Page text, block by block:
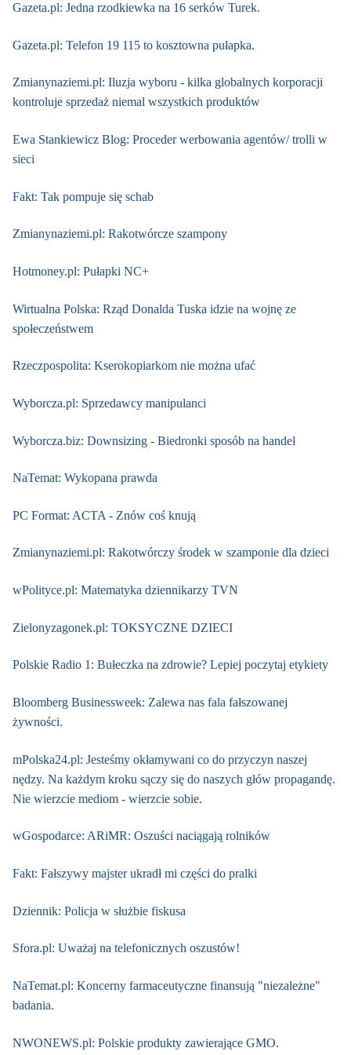
Gazeta.pl: Jedna rzodkiewka na 16 serków Turek.
Gazeta.pl: Telefon 19 115 to kosztowna pułapka.
Zmianynaziemi.pl: Iluzja wyboru - kilka globalnych korporacji
kontroluje sprzedaż niemal wszystkich produktów
Ewa Stankiewicz Blog: Proceder werbowania agentów/ trolli w
sieci
Fakt: Tak pompuje się schab
Zmianynaziemi.pl: Rakotwórcze szampony
Hotmoney.pl: Pułapki NC+
Wirtualna Polska: Rząd Donalda Tuska idzie na wojnę ze
społeczeństwem
Rzeczpospolita: Kserokopiarkom nie można ufać
Wyborcza.pl: Sprzedawcy manipulanci
Wyborcza.biz: Downsizing - Biedronki sposób na handel
NaTemat: Wykopana prawda
PC Format: ACTA - Znów coś knują
Zmianynaziemi.pl: Rakotwórczy środek w szamponie dla dzieci
wPolityce.pl: Matematyka dziennikarzy TVN
Zielonyzagonek.pl: TOKSYCZNE DZIECI
Polskie Radio 1: Bułeczka na zdrowie? Lepiej poczytaj etykiety
Bloomberg Businessweek: Zalewa nas fala fałszowanej
żywności.
mPolska24.pl: Jesteśmy okłamywani co do przyczyn naszej
nędzy. Na każdym kroku sączy się do naszych głów propagandę.
Nie wierzcie mediom - wierzcie sobie.
wGospodarce: ARiMR: Oszuści naciągają rolników
Fakt: Fałszywy majster ukradł mi części do pralki
Dziennik: Policja w służbie fiskusa
Sfora.pl: Uważaj na telefonicznych oszustów!
NaTemat.pl: Koncerny farmaceutyczne finansują "niezależne"
badania.
NWONEWS.pl: Polskie produkty zawierające GMO.